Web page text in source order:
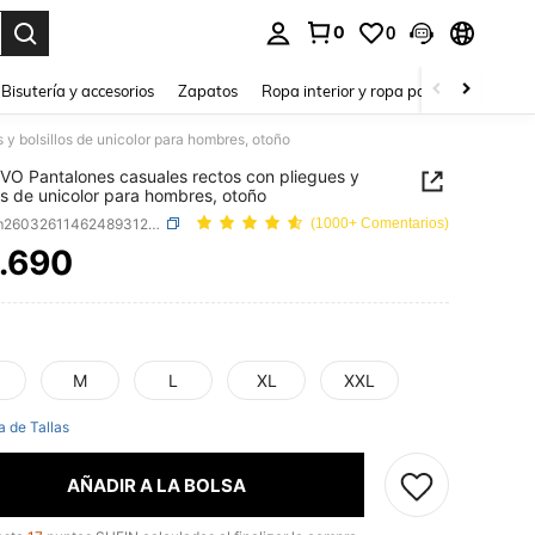
0 0
Bisutería y accesorios Zapatos Ropa interior y ropa para dormir
bolsillos de unicolor para hombres, otoño
Pantalones casuales rectos con pliegues y
de unicolor para hombres, otoño
SKU: sm260326114624893121146 (1000+ Comentarios)
AND AVAILABILITY
M L XL XXL
de Tallas
AÑADIR A LA BOLSA